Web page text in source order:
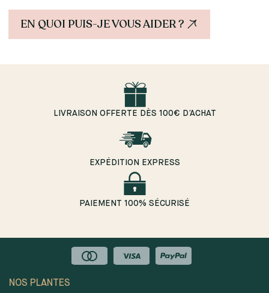
EN QUOI PUIS-JE VOUS AIDER ?
LIVRAISON OFFERTE DÈS 100€ D’ACHAT
EXPÉDITION EXPRESS
PAIEMENT 100% SÉCURISÉ
NOS PLANTES